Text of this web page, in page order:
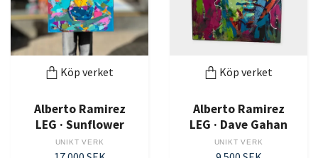
Köp verket
Alberto Ramirez
LEG · Sunflower
UNIKT VERK
Köp verket
Alberto Ramirez
LEG · Dave Gahan
UNIKT VERK